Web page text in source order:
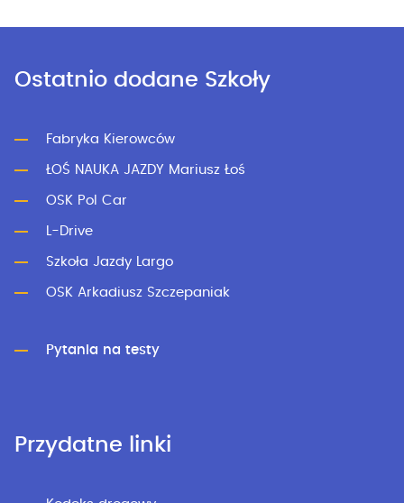
Ostatnio dodane Szkoły
Fabryka Kierowców
ŁOŚ NAUKA JAZDY Mariusz Łoś
OSK Pol Car
L-Drive
Szkoła Jazdy Largo
OSK Arkadiusz Szczepaniak
Pytania na testy
Przydatne linki